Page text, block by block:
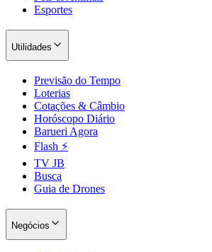
Esportes
Utilidades
Previsão do Tempo
Loterias
Cotações & Câmbio
Horóscopo Diário
Barueri Agora
Flash ⚡
TV JB
Busca
Guia de Drones
Negócios